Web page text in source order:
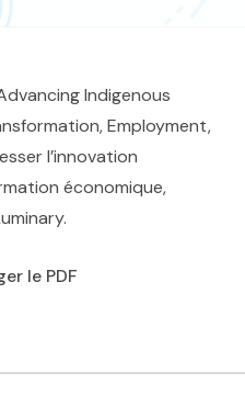
Indigenous
Employment,
l’innovation
économique,
le PDF